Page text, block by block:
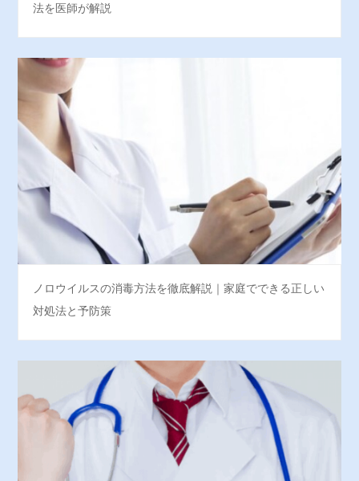
法を医師が解説
ノロウイルスの消毒方法を徹底解説｜家庭でできる正しい
対処法と予防策